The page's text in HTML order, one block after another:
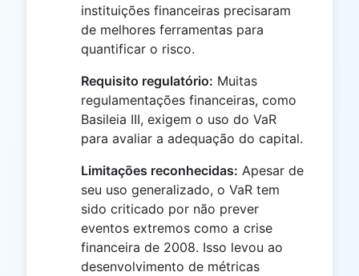
instituições financeiras precisaram
de melhores ferramentas para
quantificar o risco.
Requisito regulatório: Muitas
regulamentações financeiras, como
Basileia III, exigem o uso do VaR
para avaliar a adequação do capital.
Limitações reconhecidas: Apesar de
seu uso generalizado, o VaR tem
sido criticado por não prever
eventos extremos como a crise
financeira de 2008. Isso levou ao
desenvolvimento de métricas